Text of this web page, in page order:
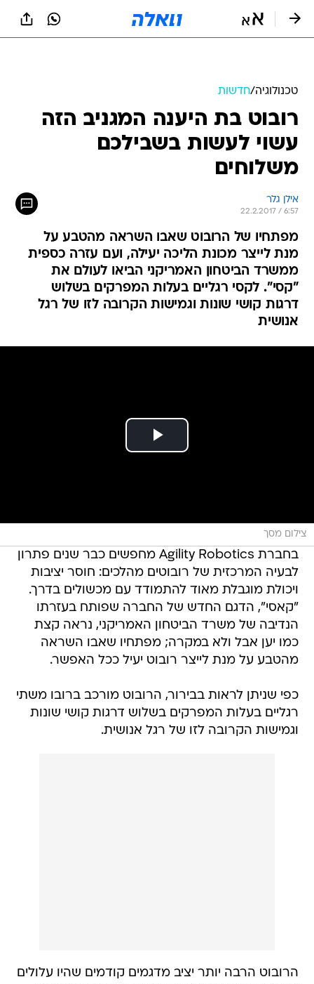
טכנולוגיה/חדשות
רובוט בת היענה המגניב הזה
עשוי לעשות בשבילכם
משלוחים
אילן גלר
22.2.2017 / 6:57
מפתחיו של הרובוט שאבו השראה מהטבע על
מנת לייצר מכונת הליכה יעילה, ועם עזרה כספית
ממשרד הביטחון האמריקני הביאו לעולם את
"קסי". לקסי רגליים בעלות המפרקים בשלוש
דרגות קושי שונות וגמישות הקרובה לזו של רגל
אנושית
צילום מסך
בחברת Agility Robotics מחפשים כבר שנים פתרון
לבעיה המרכזית של רובוטים מהלכים: חוסר יציבות
ויכולת מוגבלת מאוד להתמודד עם מכשולים בדרך.
"קאסי", הדגם החדש של החברה שפותח בעזרתו
הנדיבה של משרד הביטחון האמריקני, נראה קצת
כמו יען אבל ולא במקרה; מפתחיו שאבו השראה
מהטבע על מנת לייצר רובוט יעיל ככל האפשר.
כפי שניתן לראות בבירור, הרובוט מורכב ברובו משתי
רגליים בעלות המפרקים בשלוש דרגות קושי שונות
וגמישות הקרובה לזו של רגל אנושית.
הרובוט הרבה יותר יציב מדגמים קודמים שהיו עלולים